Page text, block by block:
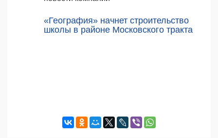
«География» начнет строительство
школы в районе Московского тракта